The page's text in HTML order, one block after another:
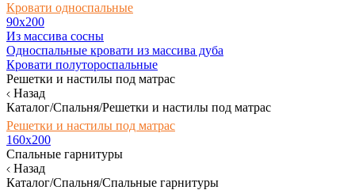
Кровати односпальные
90х200
Из массива сосны
Односпальные кровати из массива дуба
Кровати полутороспальные
Решетки и настилы под матрас
Назад
Каталог/Спальня/Решетки и настилы под матрас
Решетки и настилы под матрас
160х200
Спальные гарнитуры
Назад
Каталог/Спальня/Спальные гарнитуры